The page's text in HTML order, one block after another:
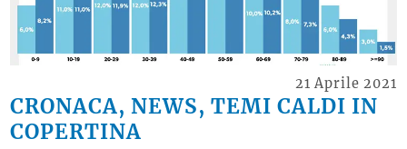
CRONACA, NEWS, TEMI CALDI IN
COPERTINA
21 Aprile 2021